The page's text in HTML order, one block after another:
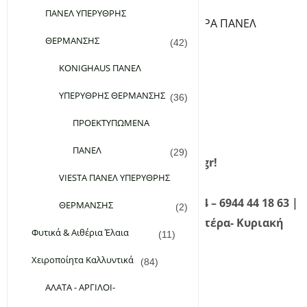
ΒΑΣΕΙΣ ΔΑΠΕΔΟΥ ΓΙΑ ΥΠΕΡΥΘΡA ΠΑΝΕΛ
ΘΕΡΜΑΙΝΟΜΕΝΑ ΧΑΛΑΚΙΑ
Εταιρεία
Καλώς ήρθατε στο planetgreen.gr!
Καλέστε μας τώρα! 210 98 28 134 – 6944 44 18 63 |
Τηλεφωνική Εξυπηρέτηση: Δευτέρα- Κυριακή
09:00 – 21:00
ΠΑΝΕΛ ΥΠΕΡΥΘΡΗΣ
ΘΕΡΜΑΝΣΗΣ (42)
KONIGHAUS ΠΑΝΕΛ
ΥΠΕΡΥΘΡΗΣ ΘΕΡΜΑΝΣΗΣ (36)
ΠΡΟΕΚΤΥΠΩΜΕΝΑ
ΠΑΝΕΛ (29)
VIESTA ΠΑΝΕΛ ΥΠΕΡΥΘΡΗΣ
ΘΕΡΜΑΝΣΗΣ (2)
Φυτικά & Αιθέρια Έλαια (11)
Χειροποίητα Καλλυντικά (84)
ΑΛΑΤΑ - ΑΡΓΙΛΟΙ-